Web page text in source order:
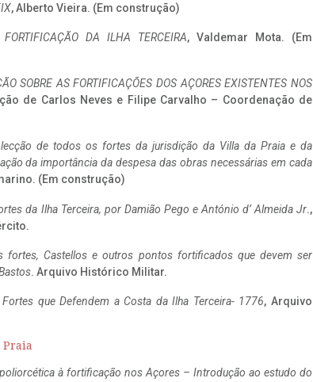
, Alberto Vieira. (Em construção)
FORTIFICAÇÃO DA ILHA TERCEIRA, Valdemar Mota. (Em
SOBRE AS FORTIFICAÇÕES DOS AÇORES EXISTENTES NOS
de Carlos Neves e Filipe Carvalho – Coordenação de
de todos os fortes da jurisdição da Villa da Praia e da
da importância da despesa das obras necessárias em cada
(Em construção)
da Ilha Terceira, por Damião Pego e António d’ Almeida Jr.,
fortes, Castellos e outros pontos fortificados que devem ser
. Arquivo Histórico Militar.
que Defendem a Costa da Ilha Terceira- 1776, Arquivo
Praia
à fortificação nos Açores – Introdução ao estudo do